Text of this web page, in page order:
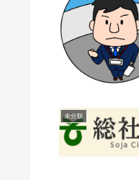
未分類